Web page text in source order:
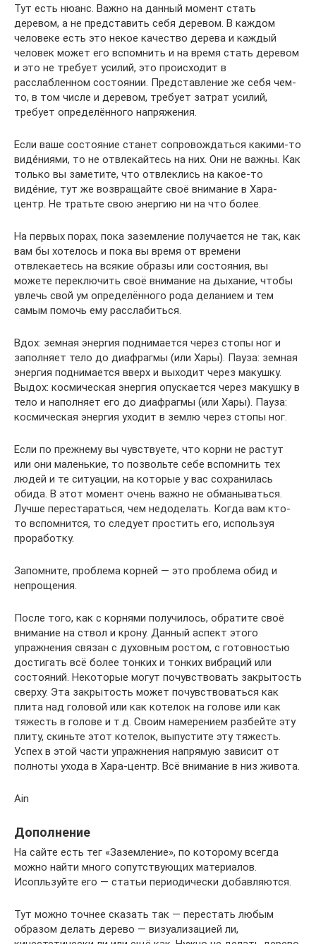
Тут есть нюанс. Важно на данный момент стать
деревом, а не представить себя деревом. В каждом
человеке есть это некое качество дерева и каждый
человек может его вспомнить и на время стать деревом
и это не требует усилий, это происходит в
расслабленном состоянии. Представление же себя чем-
то, в том числе и деревом, требует затрат усилий,
требует определённого напряжения.
Если ваше состояние станет сопровождаться какими-то
виде́ниями, то не отвлекайтесь на них. Они не важны. Как
только вы заметите, что отвлеклись на какое-то
виде́ние, тут же возвращайте своё внимание в Хара-
центр. Не тратьте свою энергию ни на что более.
На первых порах, пока заземление получается не так, как
вам бы хотелось и пока вы время от времени
отвлекаетесь на всякие образы или состояния, вы
можете переключить своё внимание на дыхание, чтобы
увлечь свой ум определённого рода деланием и тем
самым помочь ему расслабиться.
Вдох: земная энергия поднимается через стопы ног и
заполняет тело до диафрагмы (или Хары). Пауза: земная
энергия поднимается вверх и выходит через макушку.
Выдох: космическая энергия опускается через макушку в
тело и наполняет его до диафрагмы (или Хары). Пауза:
космическая энергия уходит в землю через стопы ног.
Если по прежнему вы чувствуете, что корни не растут
или они маленькие, то позвольте себе вспомнить тех
людей и те ситуации, на которые у вас сохранилась
обида. В этот момент очень важно не обманываться.
Лучше перестараться, чем недоделать. Когда вам кто-
то вспомнится, то следует простить его, используя
проработку.
Запомните, проблема корней — это проблема обид и
непрощения.
После того, как с корнями получилось, обратите своё
внимание на ствол и крону. Данный аспект этого
упражнения связан с духовным ростом, с готовностью
достигать всё более тонких и тонких вибраций или
состояний. Некоторые могут почувствовать закрытость
сверху. Эта закрытость может почувствоваться как
плита над головой или как котелок на голове или как
тяжесть в голове и т.д. Своим намерением разбейте эту
плиту, скиньте этот котелок, выпустите эту тяжесть.
Успех в этой части упражнения напрямую зависит от
полноты ухода в Хара-центр. Всё внимание в низ живота.
Ain
Дополнение
На сайте есть тег «Заземление», по которому всегда
можно найти много сопутствующих материалов.
Исопльзуйте его — статьи периодически добавляются.
Тут можно точнее сказать так — перестать любым
образом делать дерево — визуализацией ли,